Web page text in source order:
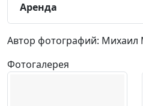
Аренда
Автор фотографий: Михаил
Фотогалерея